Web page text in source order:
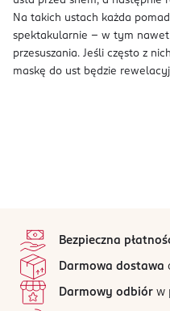
Na takich ustach każda
spektakularnie – w tym
przesuszania. Jeśli często z
maskę do ust będzie
Bezpieczna
Darmowa dostawa
Darmowy odbiór w